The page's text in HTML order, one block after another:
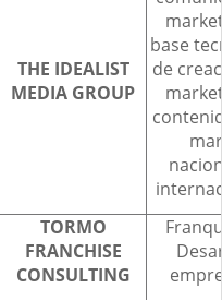
THE IDEALIST
MEDIA GROUP
base
de
TORMO
FRANCHISE
CONSULTING